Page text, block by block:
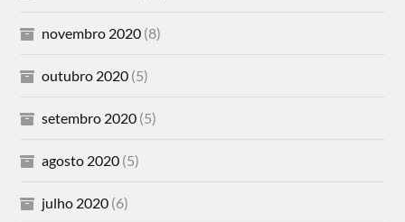
novembro 2020 (8)
outubro 2020 (5)
setembro 2020 (5)
agosto 2020 (5)
julho 2020 (6)